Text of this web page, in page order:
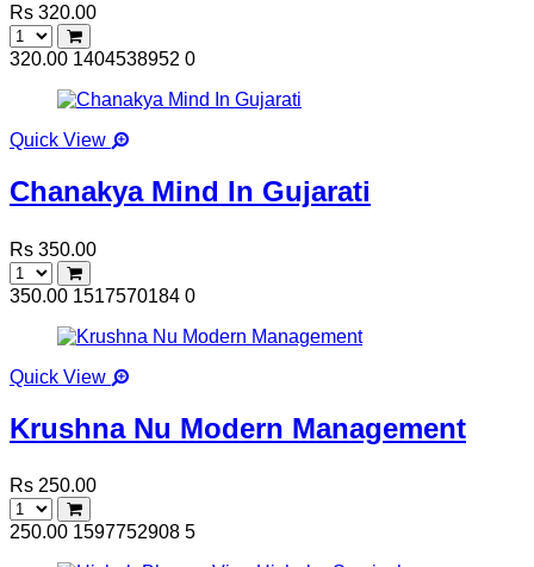
Rs 320.00
320.00 1404538952 0
Quick View
Chanakya Mind In Gujarati
Rs 350.00
350.00 1517570184 0
Quick View
Krushna Nu Modern Management
Rs 250.00
250.00 1597752908 5